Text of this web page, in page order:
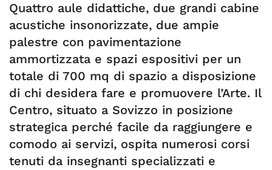
Quattro aule didattiche, due grandi cabine
acustiche insonorizzate, due ampie
palestre con pavimentazione
ammortizzata e spazi espositivi per un
totale di 700 mq di spazio a disposizione
di chi desidera fare e promuovere l’Arte. Il
Centro, situato a Sovizzo in posizione
strategica perché facile da raggiungere e
comodo ai servizi, ospita numerosi corsi
tenuti da insegnanti specializzati e